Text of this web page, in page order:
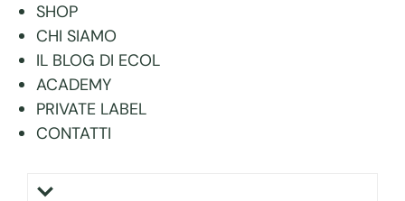
SHOP
CHI SIAMO
IL BLOG DI ECOL
ACADEMY
PRIVATE LABEL
CONTATTI